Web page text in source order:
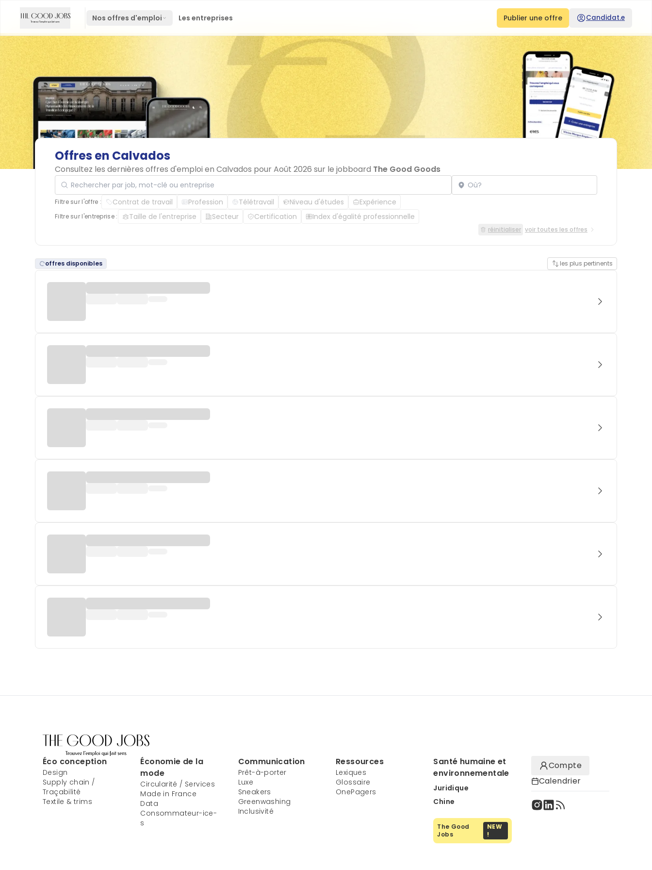
Nos offres d'emploi Les entreprises Publier une offre Candidat.e
Offres en Calvados
Consultez les dernières offres d'emploi en Calvados pour Août 2026 sur le jobboard The Good Goods
Rechercher par job, mot-clé ou entreprise Localisation
Filtre sur l'offre : Contrat de travail Profession Télétravail Niveau d'études Expérience
Filtre sur l'entreprise : Taille de l'entreprise Secteur Certification Index d'égalité professionnelle
réinitialiser voir toutes les offres
offres disponibles les plus pertinents
Éco conception
Design
Supply chain /
Traçabilité
Textile & trims
Économie de la
mode
Circularité / Services
Made in France
Data
Consommateur-ice-
s
Communication
Prêt-à-porter
Luxe
Sneakers
Greenwashing
Inclusivité
Ressources
Lexiques
Glossaire
OnePagers
Santé humaine et
environnementale
Juridique
Chine
The Good
Jobs
NEW
!
Compte
Calendrier